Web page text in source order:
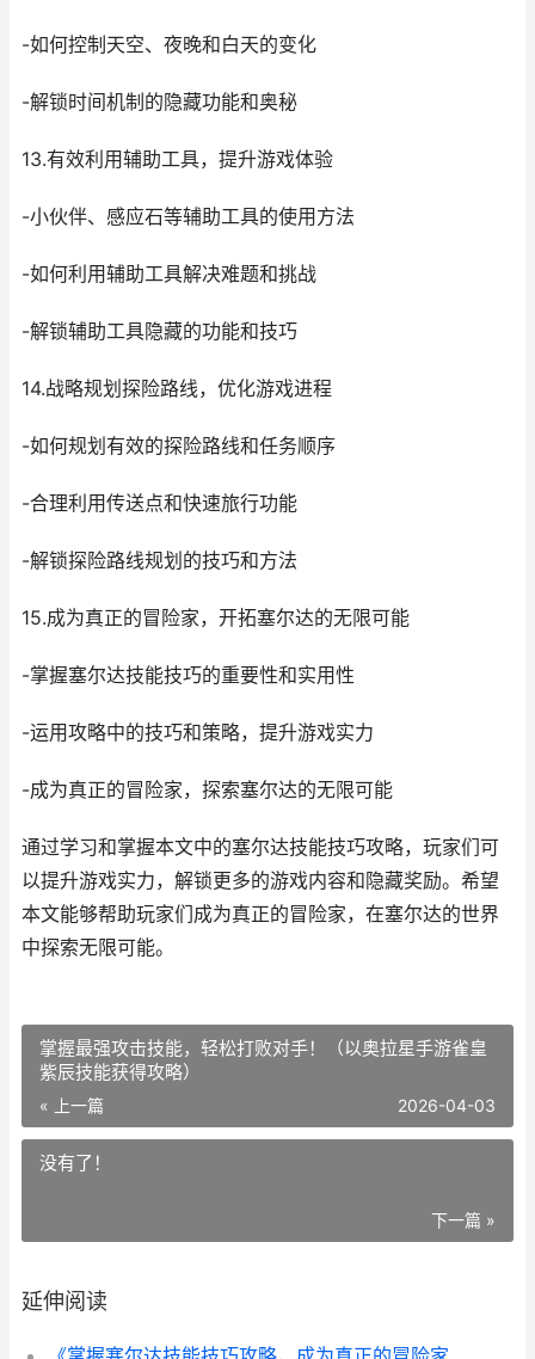
-如何控制天空、夜晚和白天的变化
-解锁时间机制的隐藏功能和奥秘
13.有效利用辅助工具，提升游戏体验
-小伙伴、感应石等辅助工具的使用方法
-如何利用辅助工具解决难题和挑战
-解锁辅助工具隐藏的功能和技巧
14.战略规划探险路线，优化游戏进程
-如何规划有效的探险路线和任务顺序
-合理利用传送点和快速旅行功能
-解锁探险路线规划的技巧和方法
15.成为真正的冒险家，开拓塞尔达的无限可能
-掌握塞尔达技能技巧的重要性和实用性
-运用攻略中的技巧和策略，提升游戏实力
-成为真正的冒险家，探索塞尔达的无限可能
通过学习和掌握本文中的塞尔达技能技巧攻略，玩家们可
以提升游戏实力，解锁更多的游戏内容和隐藏奖励。希望
本文能够帮助玩家们成为真正的冒险家，在塞尔达的世界
中探索无限可能。
掌握最强攻击技能，轻松打败对手！（以奥拉星手游雀皇
紫辰技能获得攻略）
« 上一篇 2026-04-03
没有了！
下一篇 »
延伸阅读